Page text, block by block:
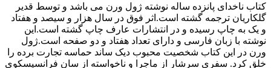
کتاب ناخدای پانزده ساله نوشته ژول ورن می باشد و توسط قدیر
گلکاریان ترجمه گشته است.اثر فوق در سال هزار و سیصد و هفتاد
و یک به چاپ رسیده و در انتشارات عارف چاپ گشته است.این
نوشته با زبان فارسی و دارای تعداد هفتاد و دو صفحه است.ژول
ورن در این کتاب شخصیت محبوب دیک ساند حماسه تجارت برده را
خلق کرد. سفری سرشار از ماجرا و ناخواسته از سان فرانسیسکوی